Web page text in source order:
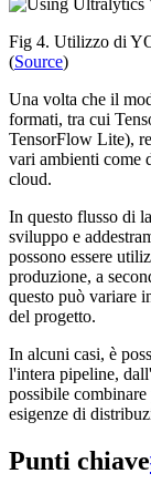
Fig 4. Utilizzo di
(Source)
Una volta che il
formati, tra cui
TensorFlow Lite),
vari ambienti come
cloud.
In questo flusso di
sviluppo e
possono essere
produzione, a
questo può variare
del progetto.
In alcuni casi, è
l'intera pipeline,
possibile
esigenze di
Punti chiave